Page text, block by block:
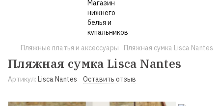
Пляжные платья и аксессуары Пляжная сумка Lisca Nantes
Пляжная сумка Lisca Nantes
Артикул: Lisca Nantes Оставить отзыв